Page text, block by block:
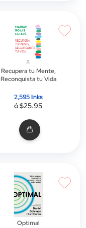
Recupera tu Mente,
Reconquista tu Vida
2,595 links
ó $25.95
Optimal